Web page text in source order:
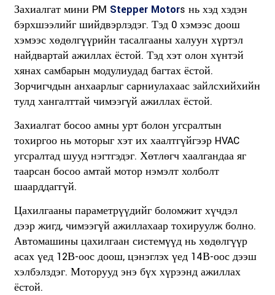
Захиалгат мини PM Stepper Motors нь хэд хэдэн
бэрхшээлийг шийдвэрлэдэг. Тэд 0 хэмээс доош
хэмээс хөдөлгүүрийн тасалгааны халуун хүртэл
найдвартай ажиллах ёстой. Тэд хэт олон хүнтэй
хянах самбарын модулиудад багтах ёстой.
Зорчигчдын анхаарлыг сарниулахаас зайлсхийхийн
тулд хангалттай чимээгүй ажиллах ёстой.
Захиалгат босоо амны урт болон угсралтын
тохиргоо нь моторыг хэт их хаалтгүйгээр HVAC
угсралтад шууд нэгтгэдэг. Хөтлөгч хаалгандаа яг
таарсан босоо амтай мотор нэмэлт холболт
шаарддаггүй.
Цахилгааны параметрүүдийг боломжит хүчдэл
дээр жигд, чимээгүй ажиллахаар тохируулж болно.
Автомашины цахилгаан системүүд нь хөдөлгүүр
асах үед 12В-оос доош, цэнэглэх үед 14В-оос дээш
хэлбэлздэг. Моторууд энэ бүх хүрээнд ажиллах
ёстой.